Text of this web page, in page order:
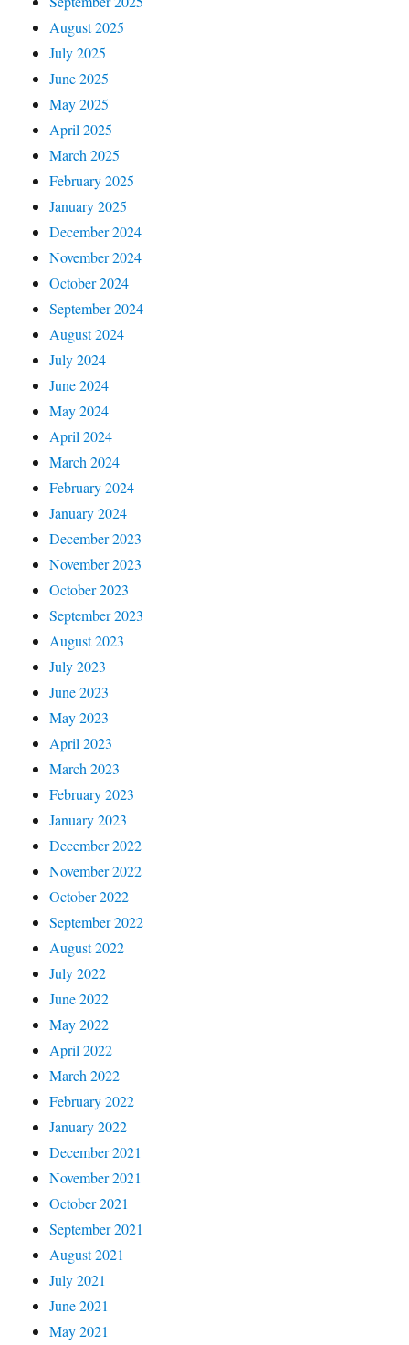
August 2025
July 2025
June 2025
May 2025
April 2025
March 2025
February 2025
January 2025
December 2024
November 2024
October 2024
September 2024
August 2024
July 2024
June 2024
May 2024
April 2024
March 2024
February 2024
January 2024
December 2023
November 2023
October 2023
September 2023
August 2023
July 2023
June 2023
May 2023
April 2023
March 2023
February 2023
January 2023
December 2022
November 2022
October 2022
September 2022
August 2022
July 2022
June 2022
May 2022
April 2022
March 2022
February 2022
January 2022
December 2021
November 2021
October 2021
September 2021
August 2021
July 2021
June 2021
May 2021